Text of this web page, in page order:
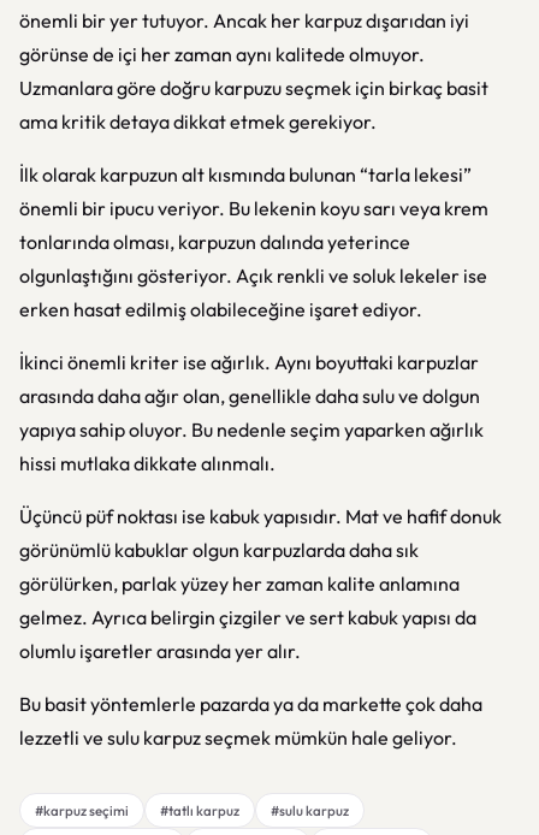
önemli bir yer tutuyor. Ancak her karpuz dışarıdan iyi
görünse de içi her zaman aynı kalitede olmuyor.
Uzmanlara göre doğru karpuzu seçmek için birkaç basit
ama kritik detaya dikkat etmek gerekiyor.
İlk olarak karpuzun alt kısmında bulunan “tarla lekesi”
önemli bir ipucu veriyor. Bu lekenin koyu sarı veya krem
tonlarında olması, karpuzun dalında yeterince
olgunlaştığını gösteriyor. Açık renkli ve soluk lekeler ise
erken hasat edilmiş olabileceğine işaret ediyor.
İkinci önemli kriter ise ağırlık. Aynı boyuttaki karpuzlar
arasında daha ağır olan, genellikle daha sulu ve dolgun
yapıya sahip oluyor. Bu nedenle seçim yaparken ağırlık
hissi mutlaka dikkate alınmalı.
Üçüncü püf noktası ise kabuk yapısıdır. Mat ve hafif donuk
görünümlü kabuklar olgun karpuzlarda daha sık
görülürken, parlak yüzey her zaman kalite anlamına
gelmez. Ayrıca belirgin çizgiler ve sert kabuk yapısı da
olumlu işaretler arasında yer alır.
Bu basit yöntemlerle pazarda ya da markette çok daha
lezzetli ve sulu karpuz seçmek mümkün hale geliyor.
#karpuz seçimi #tatlı karpuz
#sulu karpuz